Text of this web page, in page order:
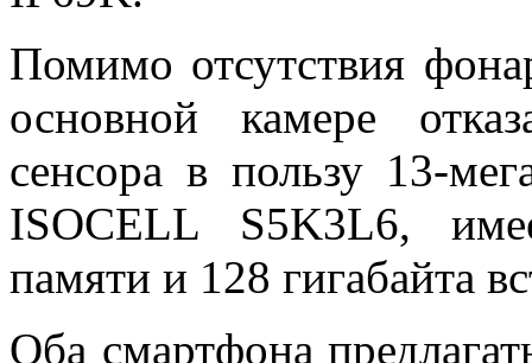
Помимо отсутствия
основной камере
сенсора в пользу 13-
ISOCELL S5K3L6,
памяти и 128 гигабайта
Оба смартфона